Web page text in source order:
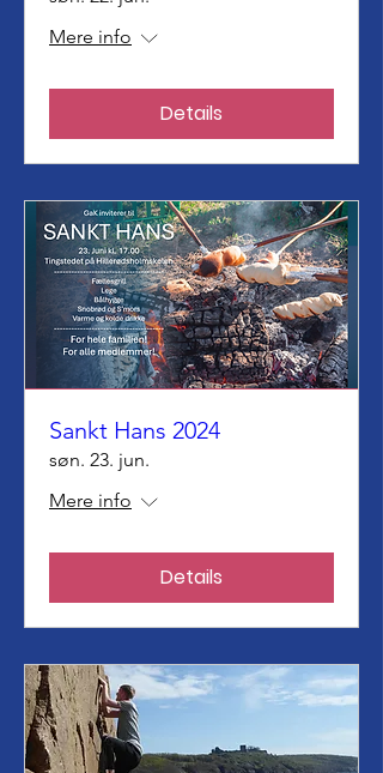
Mere info
Details
Sankt Hans 2024
søn. 23. jun.
Mere info
Details